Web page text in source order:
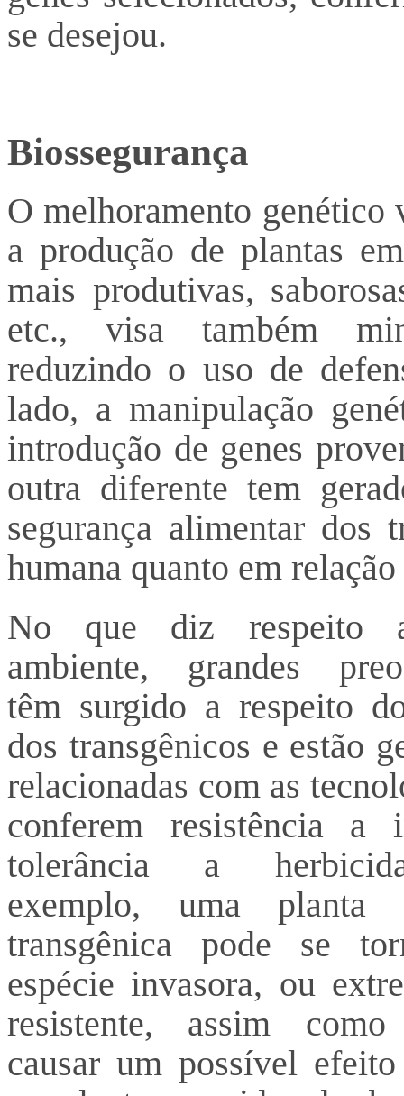
se desejou.
Biossegurança
O melhoramento
a produção de plantas
mais produtivas,
etc., visa também
reduzindo o uso de
lado, a manipulação
introdução de genes
outra diferente tem
segurança alimentar dos
humana quanto em
No que diz respeito
ambiente, grandes
têm surgido a respeito
dos transgênicos e estão
relacionadas com as
conferem resistência a
tolerância a
exemplo, uma planta
transgênica pode se
espécie invasora, ou
resistente, assim como
causar um possível